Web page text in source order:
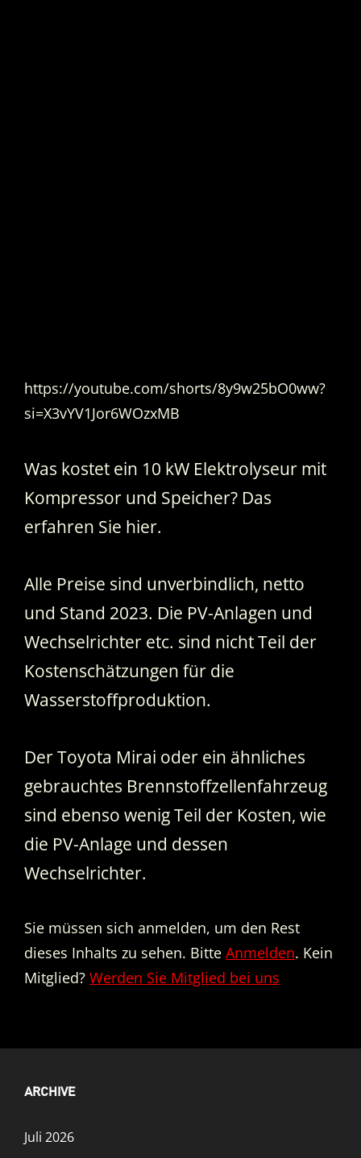
https://youtube.com/shorts/8y9w25bO0ww?
si=X3vYV1Jor6WOzxMB
Was kostet ein 10 kW Elektrolyseur mit
Kompressor und Speicher? Das
erfahren Sie hier.
Alle Preise sind unverbindlich, netto
und Stand 2023. Die PV-Anlagen und
Wechselrichter etc. sind nicht Teil der
Kostenschätzungen für die
Wasserstoffproduktion.
Der Toyota Mirai oder ein ähnliches
gebrauchtes Brennstoffzellenfahrzeug
sind ebenso wenig Teil der Kosten, wie
die PV-Anlage und dessen
Wechselrichter.
Sie müssen sich anmelden, um den Rest
dieses Inhalts zu sehen. Bitte Anmelden. Kein
Mitglied? Werden Sie Mitglied bei uns
ARCHIVE
Juli 2026